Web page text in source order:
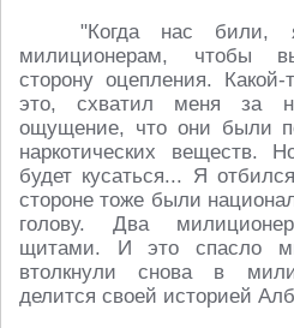
"Когда нас били,
милиционерам, чтобы
сторону оцепления.
это, схватил меня за
ощущение, что они были
наркотических веществ.
будет кусаться... Я
стороне тоже были
голову. Два
щитами. И это спасло
втолкнули снова в
делится своей историей